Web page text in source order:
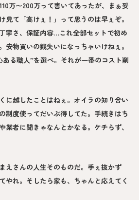
万〜200万って書いてあったが、まぁ妥
見て「高けぇ！」って思うのは早ぇぞ。
寧さ、保証内容…これ全部セットで初め
安物買いの銭失いになっちゃいけねぇ。
ある職人”を選べ。それが一番のコスト削
に越したことはねぇ。オイラの知り合い
制度使ってだいぶ得してた。手続きはち
業者に聞きゃなんとかなる。ケチらず、
えさんの人生そのものだ。手ぇ抜かず
やれ。そしたら家も、ちゃんと応えてく